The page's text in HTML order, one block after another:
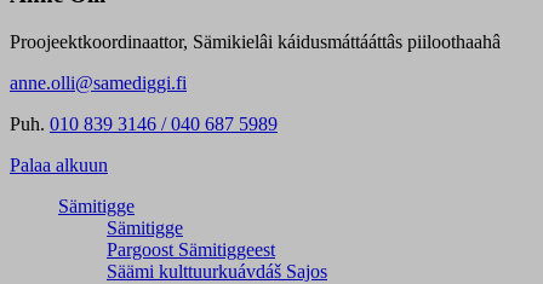
Proojeektkoordinaattor, Sämikielâi káidusmáttááttâs piiloothaahâ
anne.olli@samediggi.fi
Puh. 010 839 3146 / 040 687 5989
Palaa alkuun
Sämitigge
Sämitigge
Pargoost Sämitiggeest
Säämi kulttuurkuávdáš Sajos